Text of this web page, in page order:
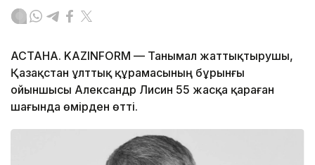
АСТАНА. KAZINFORM — Танымал жаттықтырушы,
Қазақстан ұлттық құрамасының бұрынғы
ойыншысы Александр Лисин 55 жасқа қараған
шағында өмірден өтті.